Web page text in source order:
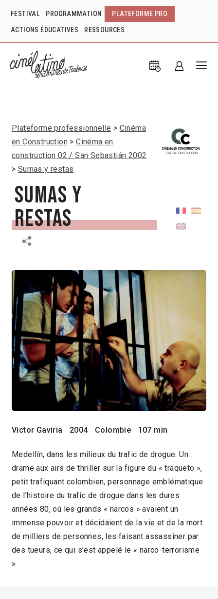
FESTIVAL PROGRAMMATION PLATEFORME PRO
ACTIONS ÉDUCATIVES RESSOURCES
Plateforme professionnelle
Cinéma
en Construction
Cinéma en
construction 02 / San Sebastián 2002
Sumas y restas
Sumas y
restas
Victor Gaviria 2004 Colombie 107 min
Medellín, dans les milieux du trafic de drogue. Un
drame aux airs de thriller sur la figure du « traqueto »,
petit trafiquant colombien, personnage emblématique
de l’histoire du trafic de drogue dans les dures
années 80, où les grands « narcos » avaient un
immense pouvoir et décidaient de la vie et de la mort
de milliers de personnes, les faisant assassiner par
des tueurs, ce qui s’est appelé le « narco-terrorisme
».